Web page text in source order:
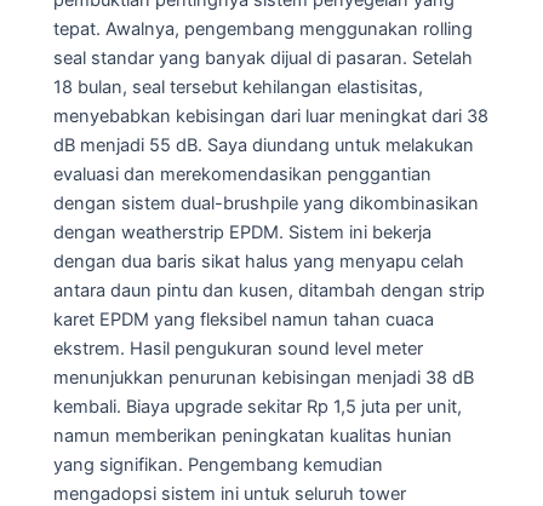
tepat. Awalnya, pengembang menggunakan rolling
seal standar yang banyak dijual di pasaran. Setelah
18 bulan, seal tersebut kehilangan elastisitas,
menyebabkan kebisingan dari luar meningkat dari 38
dB menjadi 55 dB. Saya diundang untuk melakukan
evaluasi dan merekomendasikan penggantian
dengan sistem dual-brushpile yang dikombinasikan
dengan weatherstrip EPDM. Sistem ini bekerja
dengan dua baris sikat halus yang menyapu celah
antara daun pintu dan kusen, ditambah dengan strip
karet EPDM yang fleksibel namun tahan cuaca
ekstrem. Hasil pengukuran sound level meter
menunjukkan penurunan kebisingan menjadi 38 dB
kembali. Biaya upgrade sekitar Rp 1,5 juta per unit,
namun memberikan peningkatan kualitas hunian
yang signifikan. Pengembang kemudian
mengadopsi sistem ini untuk seluruh tower